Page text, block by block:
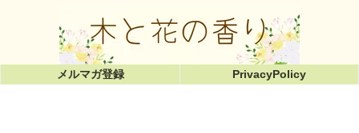
メルマガ登録 PrivacyPolicy